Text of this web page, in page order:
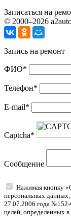
Записаться на
© 2000–2026
Запись на ремонт
ФИО*
Телефон*
E-mail*
Captcha*
Сообщение
Нажимая кнопку
персональных данных,
27.07.2006 года
целей, определенных в